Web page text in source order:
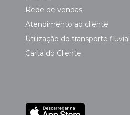
Rede de vendas
Atendimento ao cliente
Utilização do transporte fluvial
Carta do Cliente